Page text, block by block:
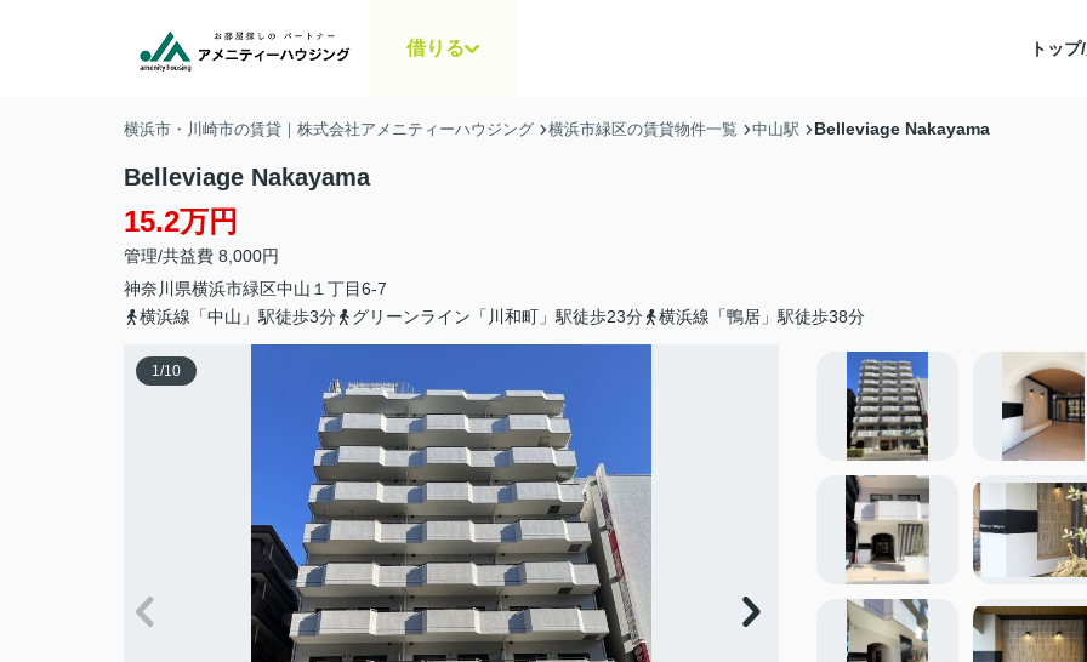
借りる トップ/
横浜市・川崎市の賃貸｜株式会社アメニティーハウジング 横浜市緑区の賃貸物件一覧 中山駅 Belleviage Nakayama
Belleviage Nakayama
15.2万円
管理/共益費 8,000円
神奈川県横浜市緑区中山 １丁目6-7
横浜線「中山」駅徒歩3分
グリーンライン「川和町」駅徒歩23分 横浜線「鴨居」駅徒歩38分
1/10